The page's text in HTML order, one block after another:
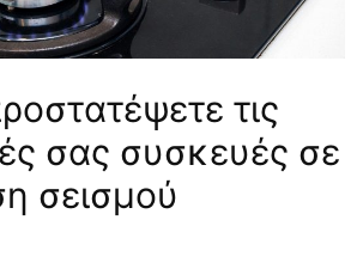
τις
σας συσκευές σε
σεισμού